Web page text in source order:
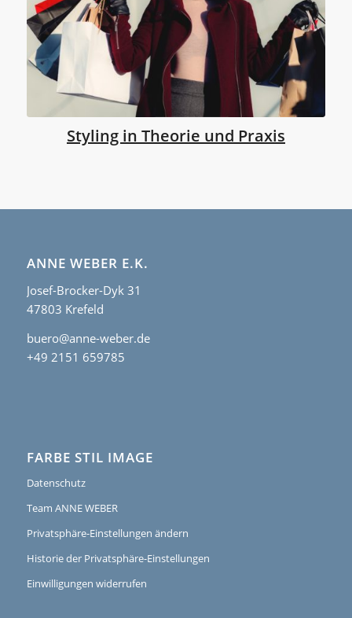
Styling in Theorie und Praxis
ANNE WEBER E.K.
Josef-Brocker-Dyk 31
47803 Krefeld
buero@anne-weber.de
+49 2151 659785
FARBE STIL IMAGE
Datenschutz
Team ANNE WEBER
Privatsphäre-Einstellungen ändern
Historie der Privatsphäre-Einstellungen
Einwilligungen widerrufen